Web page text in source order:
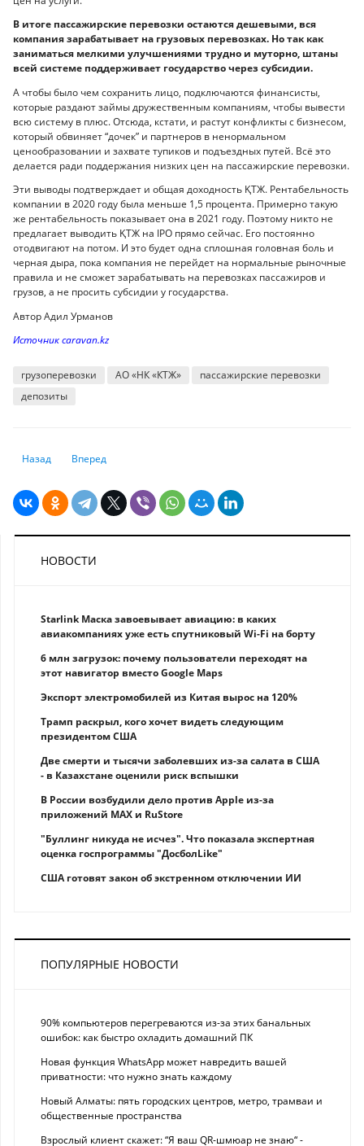
В итоге пассажирские перевозки остаются дешевыми, вся
компания зарабатывает на грузовых перевозках. Но так как
заниматься мелкими улучшениями трудно и муторно, штаны
всей системе поддерживает государство через субсидии.
А чтобы было чем сохранить лицо, подключаются финансисты,
которые раздают займы дружественным компаниям, чтобы вывести
всю систему в плюс. Отсюда, кстати, и растут конфликты с бизнесом,
который обвиняет “дочек” и партнеров в ненормальном
ценообразовании и захвате тупиков и подъездных путей. Всё это
делается ради поддержания низких цен на пассажирские перевозки.
Эти выводы подтверждает и общая доходность ҚТЖ. Рентабельность
компании в 2020 году была меньше 1,5 процента. Примерно такую
же рентабельность показывает она в 2021 году. Поэтому никто не
предлагает выводить ҚТЖ на IPO прямо сейчас. Его постоянно
отодвигают на потом. И это будет одна сплошная головная боль и
черная дыра, пока компания не перейдет на нормальные рыночные
правила и не сможет зарабатывать на перевозках пассажиров и
грузов, а не просить субсидии у государства.
Автор Адил Урманов
Источник caravan.kz
грузоперевозки АО «НК «КТЖ»
пассажирские перевозки
депозиты
Предыдущий: Интернет-рекламный бизнес Google стал мишенью
Назад Следующий: В 2022 году темпы роста будут менее
Вперед
НОВОСТИ
Starlink Маска завоевывает авиацию: в каких
авиакомпаниях уже есть спутниковый Wi-Fi на борту
6 млн загрузок: почему пользователи переходят на
этот навигатор вместо Google Maps
Экспорт электромобилей из Китая вырос на 120%
Трамп раскрыл, кого хочет видеть следующим
президентом США
Две смерти и тысячи заболевших из-за салата в США
- в Казахстане оценили риск вспышки
В России возбудили дело против Apple из-за
приложений MAX и RuStore
"Буллинг никуда не исчез". Что показала экспертная
оценка госпрограммы "ДосболLike"
США готовят закон об экстренном отключении ИИ
ПОПУЛЯРНЫЕ НОВОСТИ
90% компьютеров перегреваются из-за этих банальных
ошибок: как быстро охладить домашний ПК
Новая функция WhatsApp может навредить вашей
приватности: что нужно знать каждому
Новый Алматы: пять городских центров, метро, трамваи и
общественные пространства
Взрослый клиент скажет: “Я ваш QR-шмюар не знаю“ -